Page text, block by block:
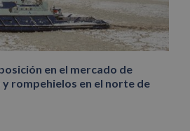
en el mercado de
rompehielos en el norte de